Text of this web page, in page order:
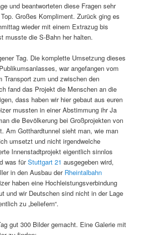
und beantworteten diese Fragen sehr
Großes Kompliment. Zurück ging es
wieder mit einem Extrazug bis
musste die S-Bahn her halten.
Tag. Die komplette Umsetzung dieses
war angefangen vom
Transport zum und zwischen den
fand das Projekt die Menschen an die
dass haben wir hier gebaut aus euren
mussten in einer Abstimmung ihr Ja
die Bevölkerung bei Großprojekten von
Am Gotthardtunnel sieht man, wie man
umsetzt und nicht irgendwelche
Innenstadtprojekt eigentlich sinnlos
was fürStuttgart 21 ausgegeben wird,
in den Ausbau der Rheintalbahn
haben eine Hochleistungsverbindung
und wir Deutschen sind nicht in der Lage
zu „beliefern“.
gut 300 Bilder gemacht. Eine Galerie mit